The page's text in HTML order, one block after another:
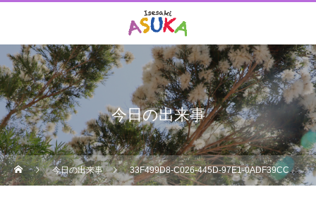
今日の出来事
今日の出来事 33F499D8-C026-445D-97E1-0ADF39CC31F0